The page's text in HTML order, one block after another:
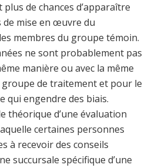
de chances d’apparaître
de mise en œuvre du
membres du groupe témoin.
ne sont probablement pas
manière ou avec la même
de traitement et pour le
qui engendre des biais.
théorique d’une évaluation
certaines personnes
à recevoir des conseils
succursale spécifique d’une